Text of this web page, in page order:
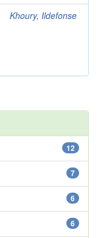
Khoury, Ildefonse
12
7
6
6